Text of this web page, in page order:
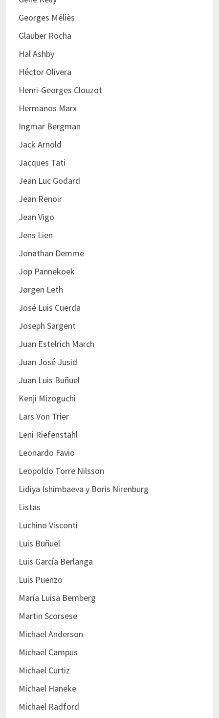
Georges Méliès
Glauber Rocha
Hal Ashby
Héctor Olivera
Henri-Georges Clouzot
Hermanos Marx
Ingmar Bergman
Jack Arnold
Jacques Tati
Jean Luc Godard
Jean Renoir
Jean Vigo
Jens Lien
Jonathan Demme
Jop Pannekoek
Jørgen Leth
José Luis Cuerda
Joseph Sargent
Juan Estelrich March
Juan José Jusid
Juan Luis Buñuel
Kenji Mizoguchi
Lars Von Trier
Leni Riefenstahl
Leonardo Favio
Leopoldo Torre Nilsson
Lidiya Ishimbaeva y Boris Nirenburg
Listas
Luchino Visconti
Luis Buñuel
Luis García Berlanga
Luis Puenzo
María Luisa Bemberg
Martin Scorsese
Michael Anderson
Michael Campus
Michael Curtiz
Michael Haneke
Michael Radford